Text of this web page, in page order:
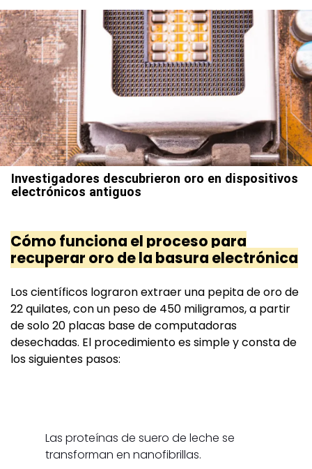
Investigadores descubrieron oro en dispositivos
electrónicos antiguos
Cómo funciona el proceso para
recuperar oro de la basura electrónica
Los científicos lograron extraer una pepita de oro de
22 quilates, con un peso de 450 miligramos, a partir
de solo 20 placas base de computadoras
desechadas. El procedimiento es simple y consta de
los siguientes pasos:
Las proteínas de suero de leche se
transforman en nanofibrillas.